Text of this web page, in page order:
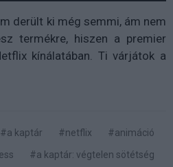
derült ki még semmi, ám nem
termékre, hiszen a premier
kínálatában. Ti várjátok a
#a kaptár #netflix
#animáció
#a kaptár: végtelen sötétség